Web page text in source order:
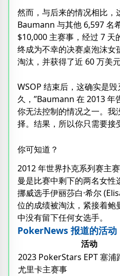
然而，与后来的情况相比，
Baumann 与其他 6,597 名
$10,000 主赛事，经过 7
终成为不幸的决赛桌泡沫女
淘汰，并获得了近 60 万美元
WSOP 结束后，这确实是
久，”Baumann 在 2013 年
你无法控制的情况之一。我
择。结果，所以你只需要接
你可知道？
2012 年世界扑克系列赛主
曼是比赛中剩下的两名女性
挪威选手伊丽莎白·希尔
位的成绩被淘汰，紧接着
中没有留下任何女选手。
PokerNews 报道的活动
活动
2023 PokerStars EPT 塞浦
尤里卡主赛事